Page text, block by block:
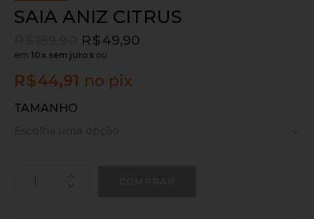
SAIA ANIZ CITRUS
R$49,90
em10x sem juros ou
R$44,91 no pix
TAMANHO